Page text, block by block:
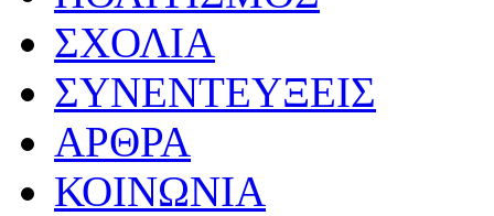
ΣΧΟΛΙΑ
ΣΥΝΕΝΤΕΥΞΕΙΣ
ΑΡΘΡΑ
ΚΟΙΝΩΝΙΑ